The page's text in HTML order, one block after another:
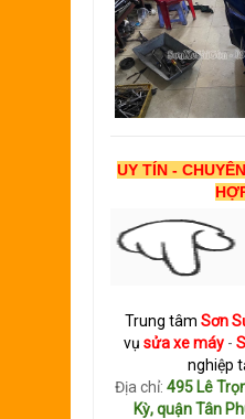
UY TÍN -
Trung tâm Sơn S
vụ sửa xe máy-
nghiệp
Địa chỉ: 495 Lê
Kỳ, quận Tân